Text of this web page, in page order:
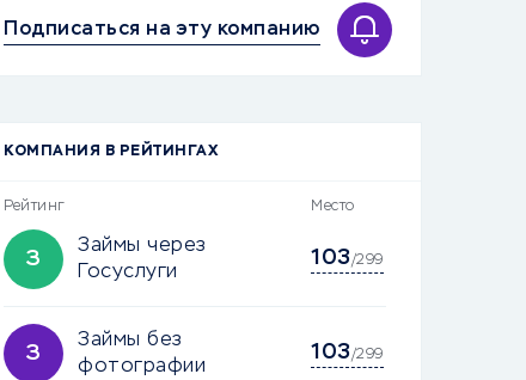
Подписаться на эту компанию
КОМПАНИЯ В РЕЙТИНГАХ
Рейтинг Место
З
Займы через
Госуслуги
103/299
З
Займы без
фотографии
103/299